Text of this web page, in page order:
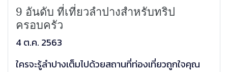
9 อันดับ ที่เที่ยวลำปางสำหรับทริป
ครอบครัว
4 ต.ค. 2563
ใครจะรู้ลำปางเต็มไปด้วยสถานที่ท่องเที่ยวถูกใจคุณ